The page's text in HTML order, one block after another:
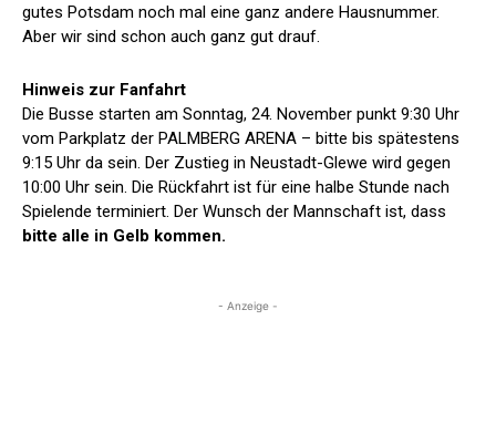
gutes Potsdam noch mal eine ganz andere Hausnummer.
Aber wir sind schon auch ganz gut drauf.
Hinweis zur Fanfahrt
Die Busse starten am Sonntag, 24. November punkt 9:30 Uhr
vom Parkplatz der PALMBERG ARENA – bitte bis spätestens
9:15 Uhr da sein. Der Zustieg in Neustadt-Glewe wird gegen
10:00 Uhr sein. Die Rückfahrt ist für eine halbe Stunde nach
Spielende terminiert. Der Wunsch der Mannschaft ist, dass
bitte alle in Gelb kommen.
- Anzeige -